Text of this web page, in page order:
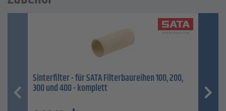
Sinterfilter - für SATA Filterbaureihen 100, 200,
300 und 400 - komplett